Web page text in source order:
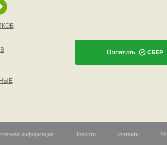
информация Новости Контакты